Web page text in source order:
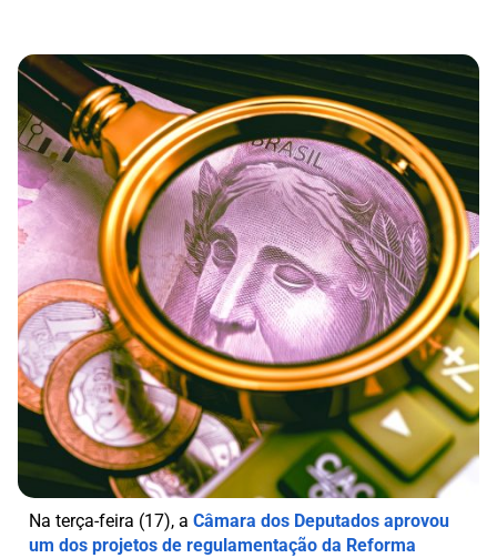
Na terça-feira (17), a Câmara dos Deputados aprovou
um dos projetos de regulamentação da Reforma